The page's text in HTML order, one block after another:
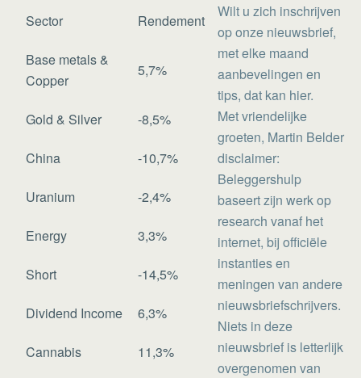
Sector Rendement
Base metals &
Copper
5,7%
Gold & Silver -8,5%
China -10,7%
Uranium -2,4%
Energy 3,3%
Short -14,5%
Dividend Income 6,3%
Cannabis 11,3%
Wilt u zich inschrijven
op onze nieuwsbrief,
met elke maand
aanbevelingen en
tips, dat kan hier.
Met vriendelijke
groeten, Martin Belder
disclaimer:
Beleggershulp
baseert zijn werk op
research vanaf het
internet, bij officiële
instanties en
meningen van andere
nieuwsbriefschrijvers.
Niets in deze
nieuwsbrief is letterlijk
overgenomen van